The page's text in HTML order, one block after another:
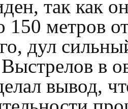
так как
150 метров
дул
в
вывод,